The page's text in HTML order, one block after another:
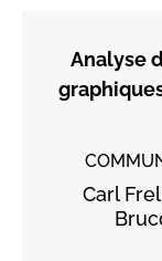
Analyse
Carl